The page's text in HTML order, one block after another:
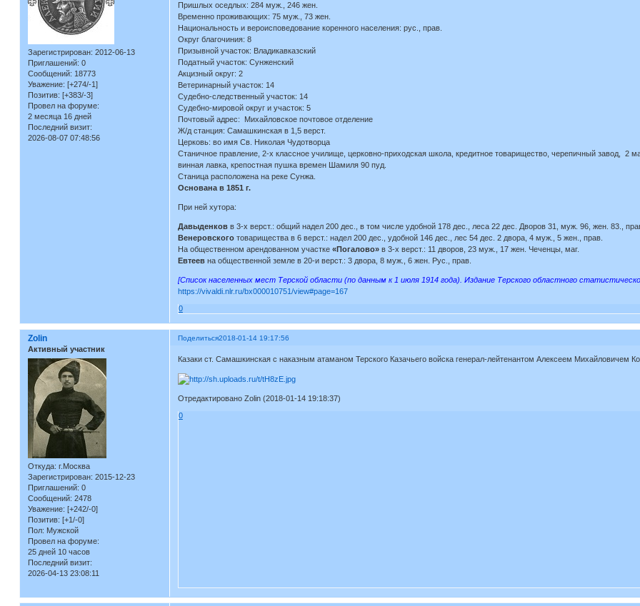
Зарегистрирован: 2012-06-13
Приглашений: 0
Сообщений: 18773
Уважение: [+274/-1]
Позитив: [+383/-3]
Провел на форуме:
2 месяца 16 дней
Последний визит:
2026-08-07 07:48:56
Пришлых оседлых: 284 муж., 246 жен.
Временно проживающих: 75 муж., 73 жен.
Национальность и вероисповедование коренного населения: рус., прав.
Округ благочиния: 8
Призывной участок: Владикавказский
Податный участок: Сунженский
Акцизный округ: 2
Ветеринарный участок: 14
Судебно-следственный участок: 14
Судебно-мировой округ и участок: 5
Почтовый адрес: Михайловское почтовое отделение
Ж/д станция: Самашкинская в 1,5 верст.
Церковь: во имя Св. Николая Чудотворца
Станичное правление, 2-х классное училище, церковно-приходская школа, кредитное товарищество, черепичный завод, 2
винная лавка, крепостная пушка времен Шамиля 90 пуд.
Станица расположена на реке Сунжа.
Основана в 1851 г.
При ней хутора:
Давыденковв 3-х верст.: общий надел 200 дес., в том числе удобной 178 дес., леса 22 дес. Дворов 31, муж. 96, жен. 83.,
Венеровскоготоварищества в 6 верст.: надел 200 дес., удобной 146 дес., лес 54 дес. 2 двора, 4 муж., 5 жен., прав.
На общественном арендованном участке «Погалово»в 3-х верст.: 11 дворов, 23 муж., 17 жен. Чеченцы, маг.
Евтеев на общественной земле в 20-и верст.: 3 двора, 8 муж., 6 жен. Рус., прав.
[Список населенных мест Терской области (по данным к 1 июля 1914 года). Издание Терского областного
https://vivaldi.nlr.ru/bx000010751/view#page=167
0
Поделиться2018-01-14 19:17:56
Zolin
Активный участник
Откуда: г.Москва
Зарегистрирован: 2015-12-23
Приглашений: 0
Сообщений: 2478
Уважение: [+242/-0]
Позитив: [+1/-0]
Пол: Мужской
Провел на форуме:
25 дней 10 часов
Последний визит:
2026-04-13 23:08:11
Казаки ст. Самашкинская с наказным атаманом Терского Казачьего войска генерал-лейтенантом Алексеем Михайловичем
Отредактировано Zolin (2018-01-14 19:18:37)
0